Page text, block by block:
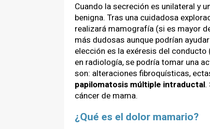
Cuando la secreción es unilateral y
benigna. Tras una cuidadosa
realizará mamografía (si es mayor
más dudosas aunque podrían
elección es la exéresis del
en radiología, se podría tomar una
son: alteraciones fibroquísticas,
papilomatosis múltiple intraductal.
cáncer de mama.
¿Qué es el dolor mamario?